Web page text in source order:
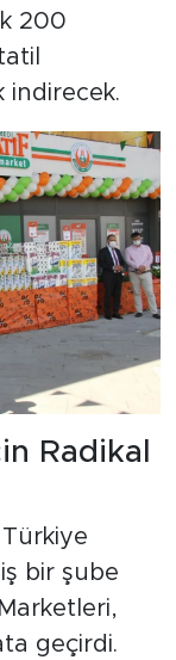
200
indirecek.
Radikal
bir şube
geçirdi.